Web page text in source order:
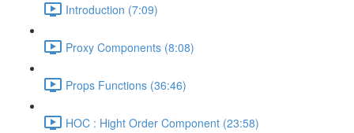
Introduction (7:09)
Proxy Components (8:08)
Props Functions (36:46)
HOC : Hight Order Component (23:58)